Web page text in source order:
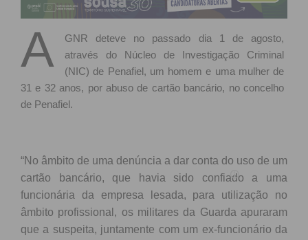
A
GNR deteve no passado dia 1 de agosto,
através do Núcleo de Investigação Criminal
(NIC) de Penafiel, um homem e uma mulher de
31 e 32 anos, por abuso de cartão bancário, no concelho
de Penafiel.
“No âmbito de uma denúncia a dar conta do uso de um
cartão bancário, que havia sido confiado a uma
funcionária da empresa lesada, para utilização no
âmbito profissional, os militares da Guarda apuraram
que a suspeita, juntamente com um ex-funcionário da